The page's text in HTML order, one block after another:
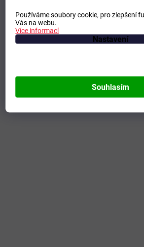
Používáme soubory cookie, pro zlepšení
Vás na webu.
Více informací
Nastavení
Souhlasím